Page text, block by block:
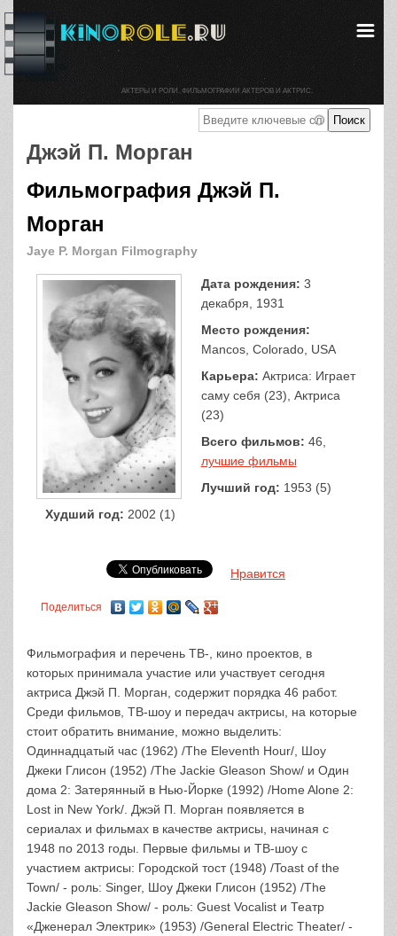
Джэй П. Морган
Фильмография Джэй П.
Морган
Jaye P. Morgan Filmography
Дата рождения: 3
декабря, 1931
Место рождения:
Mancos, Colorado, USA
Карьера: Актриса: Играет
саму себя (23), Актриса
(23)
Всего фильмов: 46,
лучшие фильмы
Лучший год: 1953 (5)
Худший год: 2002 (1)
Нравится
Поделиться
Фильмография и перечень ТВ-, кино проектов, в
которых принимала участие или участвует сегодня
актриса Джэй П. Морган, содержит порядка 46 работ.
Среди фильмов, ТВ-шоу и передач актрисы, на которые
стоит обратить внимание, можно выделить:
Одиннадцатый час (1962) /The Eleventh Hour/, Шоу
Джеки Глисон (1952) /The Jackie Gleason Show/ и Один
дома 2: Затерянный в Нью-Йорке (1992) /Home Alone 2:
Lost in New York/. Джэй П. Морган появляется в
сериалах и фильмах в качестве актрисы, начиная с
1948 по 2013 годы. Первые фильмы и ТВ-шоу с
участием актрисы: Городской тост (1948) /Toast of the
Town/ - роль: Singer, Шоу Джеки Глисон (1952) /The
Jackie Gleason Show/ - роль: Guest Vocalist и Театр
«Дженерал Электрик» (1953) /General Electric Theater/ -
АКТЕРЫ И РОЛИ. ФИЛЬМОГРАФИИ АКТЕРОВ И АКТРИС.